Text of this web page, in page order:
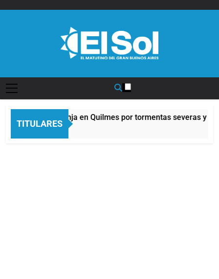
TITULARES
Alerta naranja en Quilmes por tormentas severas y
3 Horas Atrás